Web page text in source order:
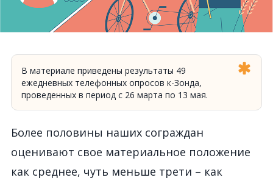
В материале приведены результаты 49
ежедневных телефонных опросов к-Зонда,
проведенных в период с 26 марта по 13 мая.
Более половины наших сограждан
оценивают свое материальное положение
как среднее, чуть меньше трети – как